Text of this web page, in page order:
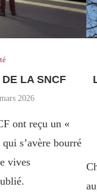
DE LA SNCF
2026
ont reçu un «
s’avère bourré
vives